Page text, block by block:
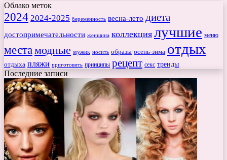
Облако меток
2024 2024-2025 беременность весна-лето диета
достопримечательности женщина коллекция лучшие меню
места модные мужик носить образы осень-зима отдых
отдыха пляжи приготовить принципы рецепт секс тренды
Последние записи